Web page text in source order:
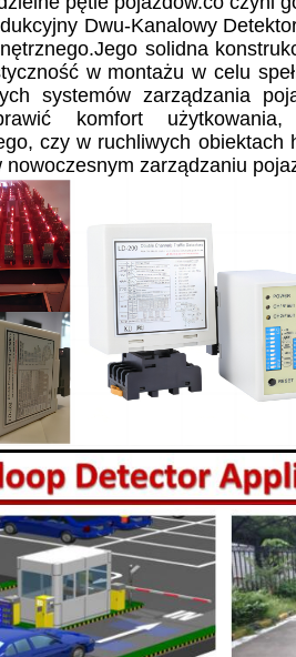
Dwu-Kanalowy
solidna
w montażu w celu
systemów zarządzania
komfort
czy w ruchliwych
zarządzaniu